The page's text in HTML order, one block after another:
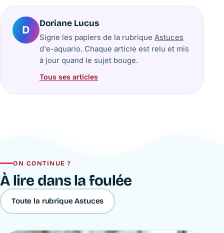
D Doriane Lucus
Signe les papiers de la rubrique Astuces
d'e-aquario. Chaque article est relu et mis
à jour quand le sujet bouge.
Tous ses articles
ON CONTINUE ?
À lire dans la foulée
Toute la rubrique Astuces